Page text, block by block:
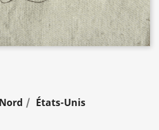
États-Unis